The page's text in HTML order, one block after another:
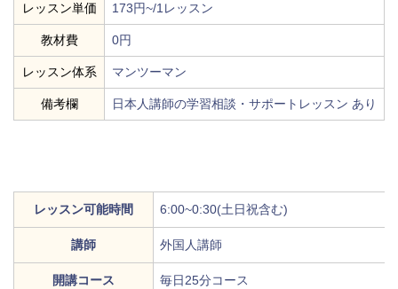
レッスン単価 173円~/1レッスン
教材費 0円
レッスン体系 マンツーマン
備考欄 日本人講師の学習相談・サポートレッスン あり
レッスン可能時間 6:00~0:30(土日祝含む)
講師 外国人講師
開講コース 毎日25分コース